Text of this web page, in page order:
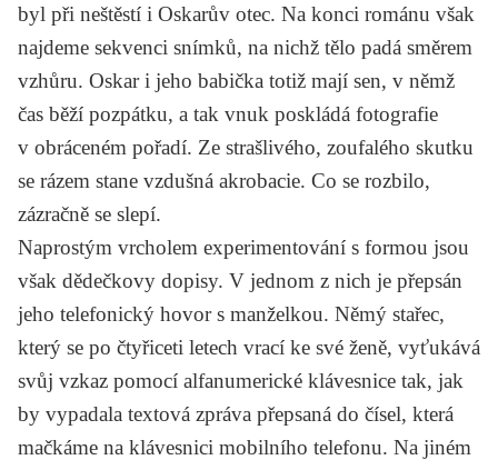
byl při neštěstí i Oskarův otec. Na konci románu však
najdeme sekvenci snímků, na nichž tělo padá směrem
vzhůru. Oskar i jeho babička totiž mají sen, v němž
čas běží pozpátku, a tak vnuk poskládá fotografie
v obráceném pořadí. Ze strašlivého, zoufalého skutku
se rázem stane vzdušná akrobacie. Co se rozbilo,
zázračně se slepí.
Naprostým vrcholem experimentování s formou jsou
však dědečkovy dopisy. V jednom z nich je přepsán
jeho telefonický hovor s manželkou. Němý stařec,
který se po čtyřiceti letech vrací ke své ženě, vyťukává
svůj vzkaz pomocí alfanumerické klávesnice tak, jak
by vypadala textová zpráva přepsaná do čísel, která
mačkáme na klávesnici mobilního telefonu. Na jiném